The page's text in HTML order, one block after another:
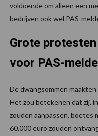
voldoende om alleen een
bedrijven ook wel PAS-
Grote
voor PAS-
De dwangsommen
Het zou betekenen dat zij,
zouden aanpassen, boetes
60.000 euro zouden